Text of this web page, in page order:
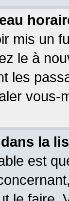
mis un
le à
les
vous-
la
est